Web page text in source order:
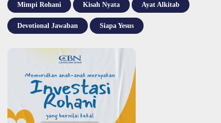
Mimpi Rohani Kisah Nyata Ayat Alkitab
Devotional Jawaban Siapa Yesus